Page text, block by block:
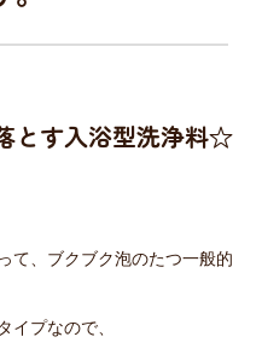
とす入浴型洗浄料☆
て、ブクブク泡のたつ一般的
イプなので、